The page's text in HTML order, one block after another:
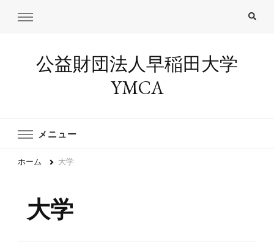
公益財団法人早稲田大学
YMCA
メニュー
ホーム 大学
大学